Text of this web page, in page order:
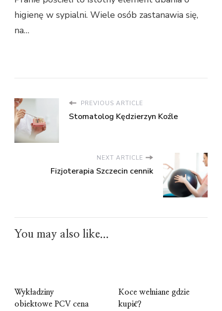
higienę w sypialni. Wiele osób zastanawia się,
na…
PREVIOUS ARTICLE
Stomatolog Kędzierzyn Koźle
NEXT ARTICLE
Fizjoterapia Szczecin cennik
You may also like...
Wykładziny
obiektowe PCV cena
Koce wełniane gdzie
kupić?